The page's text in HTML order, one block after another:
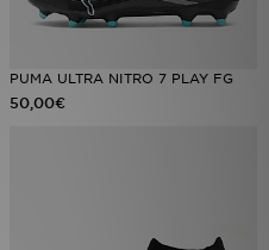
PUMA ULTRA NITRO 7 PLAY FG
50,00€